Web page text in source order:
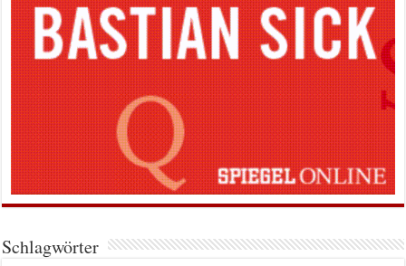
Schlagwörter